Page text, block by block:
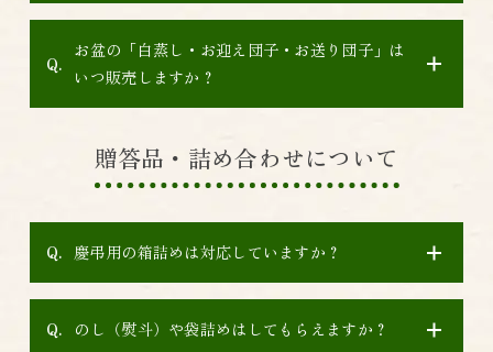
お盆の「白蒸し・お迎え団子・お送り団子」は
いつ販売しますか？
贈答品・詰め合わせについて
慶弔用の箱詰めは対応していますか？
のし（熨斗）や袋詰めはしてもらえますか？